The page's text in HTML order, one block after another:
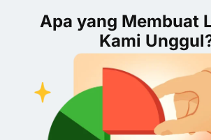
Apa yang Membuat
Kami